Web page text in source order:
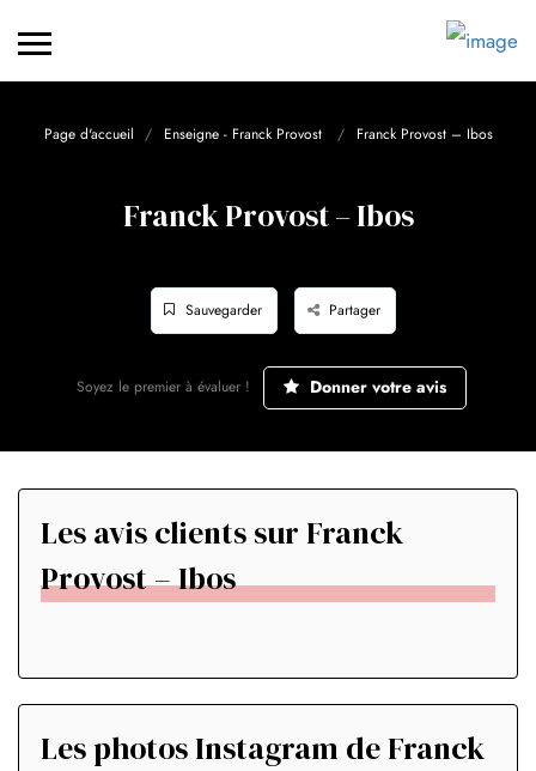
Page d'accueil Enseigne - Franck Provost Franck Provost – Ibos
Franck Provost – Ibos
Sauvegarder Partager
Soyez le premier à évaluer ! Donner votre avis
Les avis clients sur Franck
Provost – Ibos
Les photos Instagram de Franck